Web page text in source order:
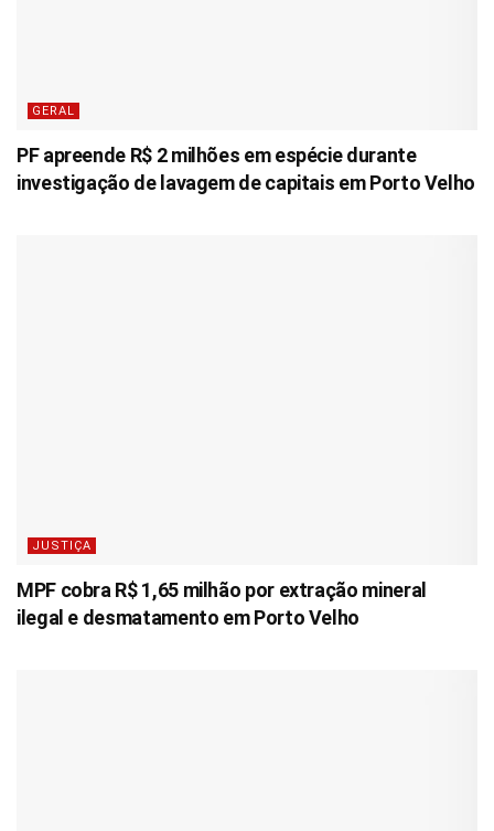
GERAL
PF apreende R$ 2 milhões em espécie durante
investigação de lavagem de capitais em Porto Velho
JUSTIÇA
MPF cobra R$ 1,65 milhão por extração mineral
ilegal e desmatamento em Porto Velho